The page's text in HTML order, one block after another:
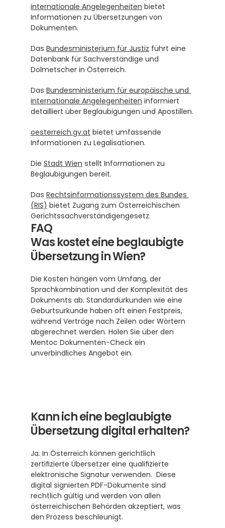
internationale Angelegenheiten bietet
Informationen zu Übersetzungen von
Dokumenten.
Das Bundesministerium für Justiz führt eine
Datenbank für Sachverständige und
Dolmetscher in Österreich.
Das Bundesministerium für europäische und
internationale Angelegenheiten informiert
detailliert über Beglaubigungen und Apostillen.
oesterreich.gv.at bietet umfassende
Informationen zu Legalisationen.
Die Stadt Wien stellt Informationen zu
Beglaubigungen bereit.
Das Rechtsinformationssystem des Bundes
(RIS) bietet Zugang zum Österreichischen
Gerichtssachverständigengesetz.
FAQ
Was kostet eine beglaubigte
Übersetzung in Wien?
Die Kosten hängen vom Umfang, der
Sprachkombination und der Komplexität des
Dokuments ab. Standardurkunden wie eine
Geburtsurkunde haben oft einen Festpreis,
während Verträge nach Zeilen oder Wörtern
abgerechnet werden. Holen Sie über den
Mentoc Dokumenten-Check ein
unverbindliches Angebot ein.
Kann ich eine beglaubigte
Übersetzung digital erhalten?
Ja. In Österreich können gerichtlich
zertifizierte Übersetzer eine qualifizierte
elektronische Signatur verwenden.  Diese
digital signierten PDF-Dokumente sind
rechtlich gültig und werden von allen
österreichischen Behörden akzeptiert, was
den Prozess beschleunigt.